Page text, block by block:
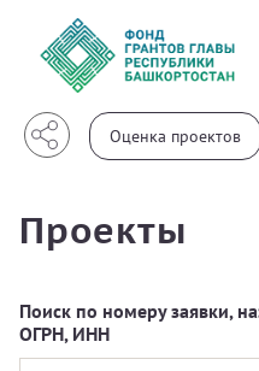
Проекты
Поиск по номеру заявки,
ОГРН, ИНН